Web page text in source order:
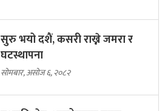
सुरु भयो दशैं, कसरी राख्ने जमरा र
घटस्थापना
सोमबार, असोज ६, २०८२